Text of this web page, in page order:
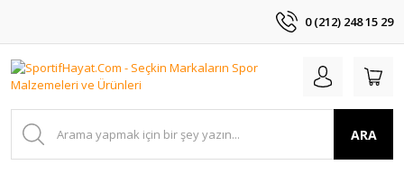
0 (212) 248 15 29
ARA